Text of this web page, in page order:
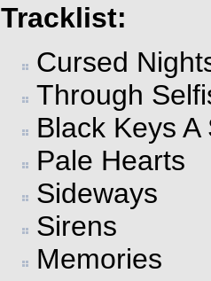
Tracklist:
Cursed
Through
Black Keys A
Pale Hearts
Sideways
Sirens
Memories